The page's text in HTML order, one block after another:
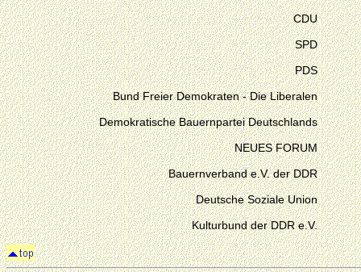
CDU
SPD
PDS
Bund Freier Demokraten - Die Liberalen
Demokratische Bauernpartei Deutschlands
NEUES FORUM
Bauernverband e.V. der DDR
Deutsche Soziale Union
Kulturbund der DDR e.V.